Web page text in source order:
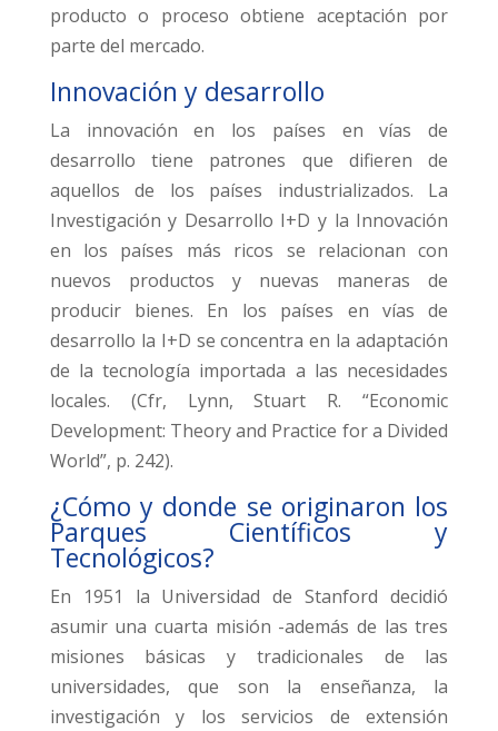
producto o proceso obtiene aceptación por
parte del mercado.
Innovación y desarrollo
La innovación en los países en vías de
desarrollo tiene patrones que difieren de
aquellos de los países industrializados. La
Investigación y Desarrollo I+D y la Innovación
en los países más ricos se relacionan con
nuevos productos y nuevas maneras de
producir bienes. En los países en vías de
desarrollo la I+D se concentra en la adaptación
de la tecnología importada a las necesidades
locales. (Cfr, Lynn, Stuart R. “Economic
Development: Theory and Practice for a Divided
World”, p. 242).
¿Cómo y donde se originaron los
Parques Científicos y
Tecnológicos?
En 1951 la Universidad de Stanford decidió
asumir una cuarta misión -además de las tres
misiones básicas y tradicionales de las
universidades, que son la enseñanza, la
investigación y los servicios de extensión